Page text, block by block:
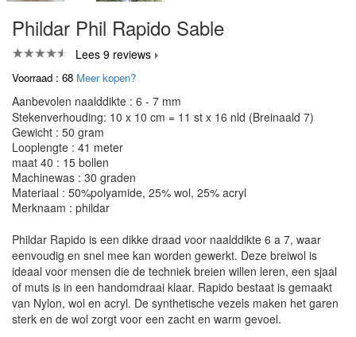
Phildar Phil Rapido Sable
Lees 9 reviews
Voorraad : 68 Meer kopen?
Aanbevolen naalddikte : 6 - 7 mm
Stekenverhouding: 10 x 10 cm = 11 st x 16 nld (Breinaald 7)
Gewicht : 50 gram
Looplengte : 41 meter
maat 40 : 15 bollen
Machinewas : 30 graden
Materiaal : 50%polyamide, 25% wol, 25% acryl
Merknaam : phildar
Phildar Rapido is een dikke draad voor naalddikte 6 a 7, waar
eenvoudig en snel mee kan worden gewerkt. Deze breiwol is
ideaal voor mensen die de techniek breien willen leren, een sjaal
of muts is in een handomdraai klaar. Rapido bestaat is gemaakt
van Nylon, wol en acryl. De synthetische vezels maken het garen
sterk en de wol zorgt voor een zacht en warm gevoel.